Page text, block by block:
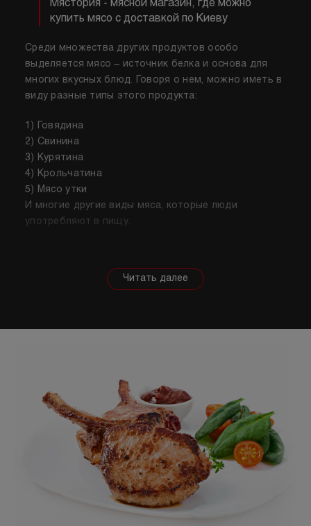
Мястория - мясной магазин, где можно
купить мясо с доставкой по Киеву
Среди множества других продуктов особо
выделяется мясо – источник белка и основа для
многих вкусных блюд. Говоря о нем, можно иметь в
виду разные типы этого продукта:
1) Говядина
2) Свинина
3) Курятина
4) Крольчатина
5) Мясо утки
И многие другие виды мяса, которые люди
употребляют в пищу.
полезных свойствах. Важно понимать, что в
зависимости от животного свойства продукта
подходит для шашлыка, а мясо перепела отлично